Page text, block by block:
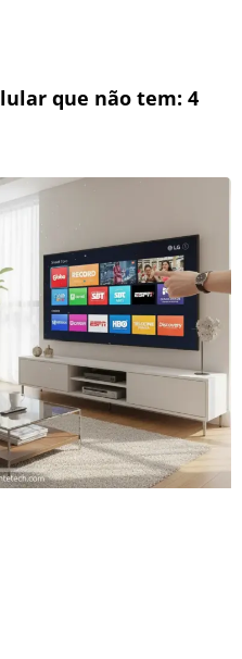
que não tem: 4